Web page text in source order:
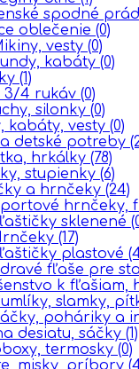
spodné
oblečenie (0)
vesty (0)
kabáty (0)
(1)
3/4 rukáv (0)
silonky (0)
kabáty, vesty (0)
detské potreby
hrkálky (78)
stupienky (6)
a hrnčeky (24)
hrnčeky,
sklenené
(17)
plastové
fľaše pre
k fľašiam,
slamky,
poháriky a
desiatu, sáčky (1)
termosky (0)
misky, príbory